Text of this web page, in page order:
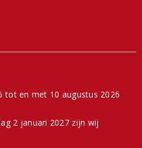
tot en met 10 augustus 2026
2 januari 2027 zijn wij